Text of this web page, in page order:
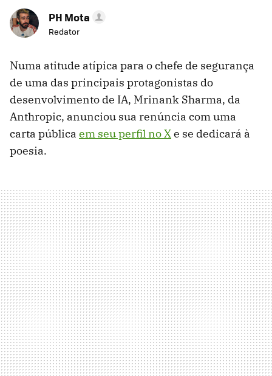
PH Mota
Redator
Numa atitude atípica para o chefe de segurança
de uma das principais protagonistas do
desenvolvimento de IA, Mrinank Sharma, da
Anthropic, anunciou sua renúncia com uma
carta pública em seu perfil no Xe se dedicará à
poesia.